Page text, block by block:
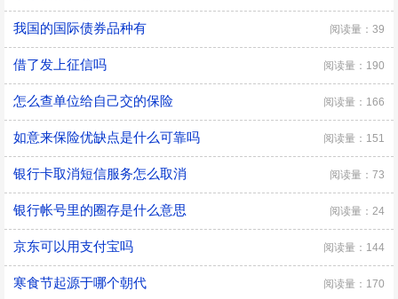
我国的国际债券品种有 阅读量：39
借了发上征信吗 阅读量：190
怎么查单位给自己交的保险 阅读量：166
如意来保险优缺点是什么可靠吗 阅读量：151
银行卡取消短信服务怎么取消 阅读量：73
银行帐号里的圈存是什么意思 阅读量：24
京东可以用支付宝吗 阅读量：144
寒食节起源于哪个朝代 阅读量：170